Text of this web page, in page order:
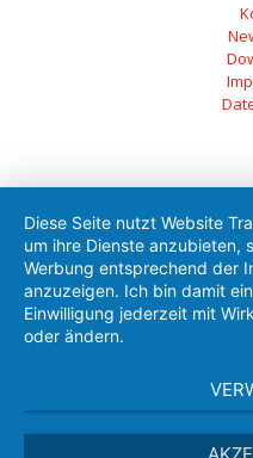
Diese Seite nutzt Website
um ihre Dienste anzubieten,
Werbung entsprechend der
anzuzeigen. Ich bin damit
Einwilligung jederzeit mit
oder ändern.